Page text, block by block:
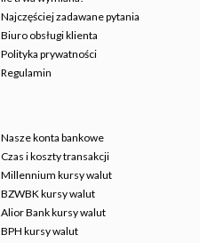
Najczęściej zadawane pytania
Biuro obsługi klienta
Polityka prywatności
Regulamin
Nasze konta bankowe
Czas i koszty transakcji
Millennium kursy walut
BZWBK kursy walut
Alior Bank kursy walut
BPH kursy walut